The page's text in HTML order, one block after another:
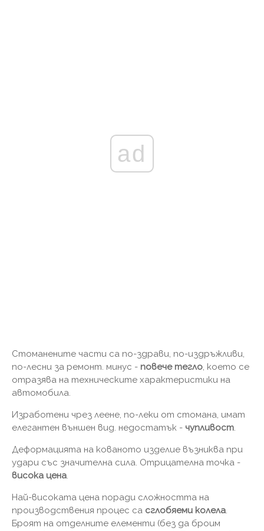
ad
Стоманените части са по-здрави, по-издръжливи,
по-лесни за ремонт. минус - повече тегло , което се
отразява на техническите характеристики на
автомобила.
Изработени чрез леене, по-леки от стомана, имат
елегантен външен вид. недостатък - чупливост
Деформацията на кованото изделие възниква при
удари със значителна сила. Отрицателна точка -
висока цена
Най-високата цена поради сложността на
производствения процес са сглобяеми колела
Броят на отделните елементи (без да броим